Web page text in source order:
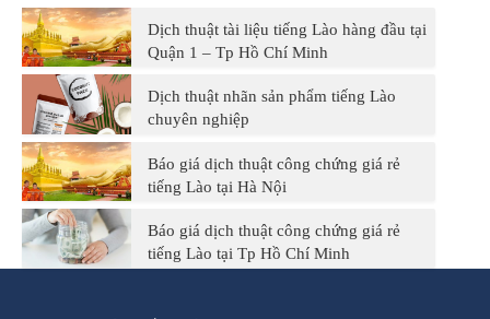
Dịch thuật tài liệu tiếng Lào hàng đầu tại
Quận 1 – Tp Hồ Chí Minh
Dịch thuật nhãn sản phẩm tiếng Lào
chuyên nghiệp
Báo giá dịch thuật công chứng giá rẻ
tiếng Lào tại Hà Nội
Báo giá dịch thuật công chứng giá rẻ
tiếng Lào tại Tp Hồ Chí Minh